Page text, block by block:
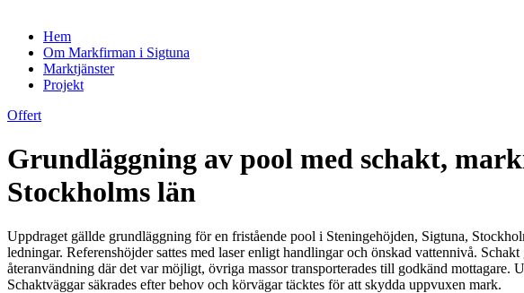
Hem
Om Markfirman i Sigtuna
Marktjänster
Projekt
Offert
Grundläggning av pool med schakt,
Stockholms län
Uppdraget gällde grundläggning för en fristående pool i Steningehöjden, Sigtuna,
ledningar. Referenshöjder sattes med laser enligt handlingar och önskad vattennivå.
återanvändning där det var möjligt, övriga massor transporterades till godkänd
Schaktväggar säkrades efter behov och körvägar täcktes för att skydda uppvuxen mark.